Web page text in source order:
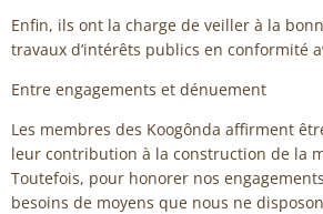
Enfin, ils ont la charge de veiller à la
travaux d’intérêts publics en conformité
Entre engagements et dénuement
Les membres des Koogônda affirment
leur contribution à la construction de la
Toutefois, pour honorer nos
besoins de moyens que nous ne